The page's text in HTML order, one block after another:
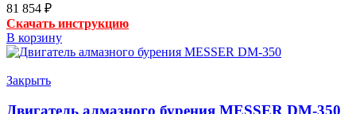
81 854 ₽
Скачать инструкцию
В корзину
Закрыть